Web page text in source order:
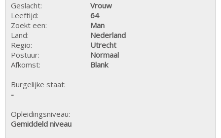
Geslacht:
Vrouw
Leeftijd:
64
Zoekt een:
Man
Land:
Nederland
Regio:
Utrecht
Postuur:
Normaal
Afkomst:
Blank
Burgelijke staat:
-
Opleidingsniveau:
Gemiddeld niveau